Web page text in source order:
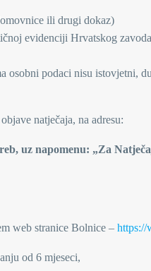
ili drugi dokaz)
evidenciji Hrvatskog
osobni podaci nisu istovjetni,
natječaja, na adresu:
uz napomenu: „Za
web stranice Bolnice – https://
od 6 mjeseci,